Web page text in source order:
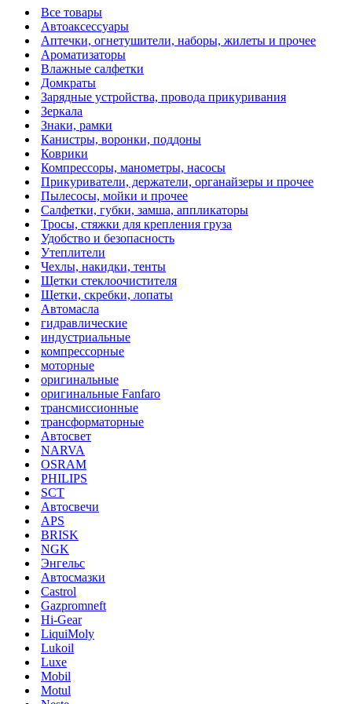
Все товары
Автоаксессуары
Аптечки, огнетушители, наборы, жилеты и прочее
Ароматизаторы
Влажные салфетки
Домкраты
Зарядные устройства, провода прикуривания
Зеркала
Знаки, рамки
Канистры, воронки, поддоны
Коврики
Компрессоры, манометры, насосы
Прикуриватели, держатели, органайзеры и прочее
Пылесосы, мойки и прочее
Салфетки, губки, замша, аппликаторы
Тросы, стяжки для крепления груза
Удобство и безопасность
Утеплители
Чехлы, накидки, тенты
Щетки стеклоочистителя
Щетки, скребки, лопаты
Автомасла
гидравлические
индустриальные
компрессорные
моторные
оригинальные
оригинальные Fanfaro
трансмиссионные
трансформаторные
Автосвет
NARVA
OSRAM
PHILIPS
SCT
Автосвечи
APS
BRISK
NGK
Энгельс
Автосмазки
Castrol
Gazpromneft
Hi-Gear
LiquiMoly
Lukoil
Luxe
Mobil
Motul